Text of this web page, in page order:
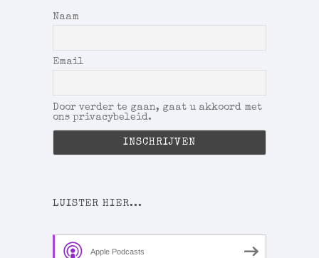
Naam
Email
Door verder te gaan, gaat u akkoord met
ons privacybeleid.
LUISTER HIER...
Apple Podcasts